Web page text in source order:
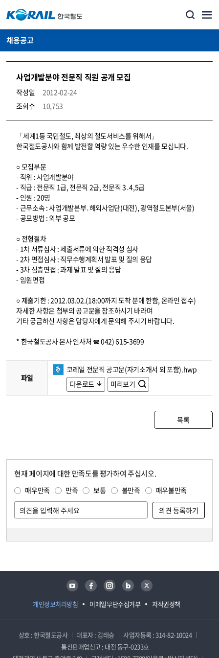
채용공고
사업개발분야 전문직 직원 공개 모집
작성일
2012-02-24
조회수
10,753
코레일소개_경영공시_채용공고 상세보기 – 내용, 파일, 담당자 연락처로 구성
「세계1등 국민철도, 최상의 철도서비스를 위해서」
한국철도공사와 함께 발전할 역량 있는 우수한 인재를 모십니다.
○ 모집부문
- 직위 : 사업개발분야
- 직급 : 전문직 1급, 전문직 2급, 전문직 3․4,5급
- 인원 : 20명
- 근무소속 : 사업개발본부․해외사업단(대전), 광역철도본부(서울)
- 공모방법 : 외부 공모
○ 전형절차
- 1차 서류심사 : 제출서류에 의한 적격성 심사
- 2차 면접심사 : 직무수행계획서 발표 및 질의 응답
- 3차 심층면접 : 과제 발표 및 질의 응답
- 임원면접
○ 제출기한 : 2012.03.02.(18:00까지 도착 분에 한함, 온라인 접수)
자세한 사항은 첨부의 공고문을 참조하시기 바라며
기타 궁금하신 사항은 담당자에게 문의해 주시기 바랍니다.
* 한국철도공사 본사 인사처 ☎ 042) 615-3699
파일
코레일 전문직 공고문(자기소개서 외 포함).hwp
다운로드
미리보기
목록
현재 페이지에 대한 만족도를 평가하여 주십시오.
매우만족 만족 보통 불만족 매우불만족
개인정보처리방침 이메일무단수집거부 저작권정책
유튜브 페이스북 인스타그램 블로그 트위터
상호 : 한국철도공사 대표자 : 김태승
사업자등록 : 314-82-10024
통신판매업신고 : 대전 동구-0233호